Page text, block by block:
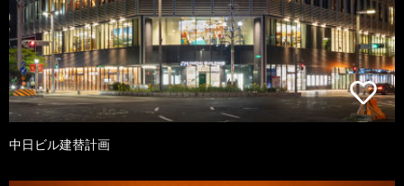
中日ビル建替計画